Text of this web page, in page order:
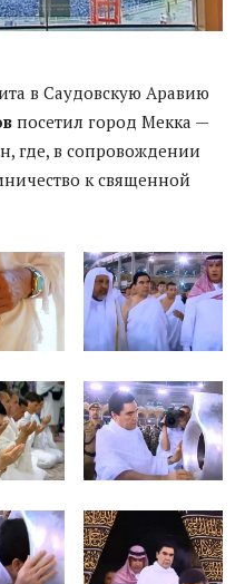
в Саудовскую Аравию
посетил город Мекка —
где, в сопровождении
к священной